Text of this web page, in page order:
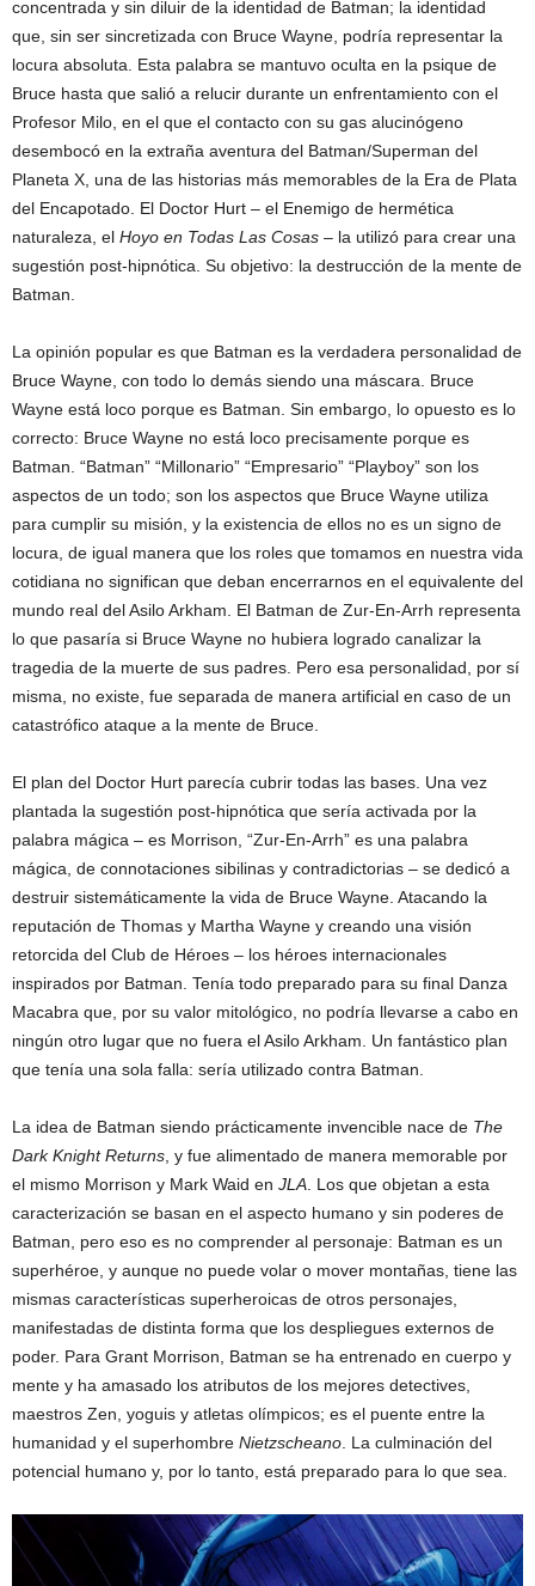
concentrada y sin diluir de la identidad de Batman; la identidad
que, sin ser sincretizada con Bruce Wayne, podría representar la
locura absoluta. Esta palabra se mantuvo oculta en la psique de
Bruce hasta que salió a relucir durante un enfrentamiento con el
Profesor Milo, en el que el contacto con su gas alucinógeno
desembocó en la extraña aventura del Batman/Superman del
Planeta X, una de las historias más memorables de la Era de Plata
del Encapotado. El Doctor Hurt – el Enemigo de hermética
naturaleza, el Hoyo en Todas Las Cosas – la utilizó para crear una
sugestión post-hipnótica. Su objetivo: la destrucción de la mente de
Batman.
La opinión popular es que Batman es la verdadera personalidad de
Bruce Wayne, con todo lo demás siendo una máscara. Bruce
Wayne está loco porque es Batman. Sin embargo, lo opuesto es lo
correcto: Bruce Wayne no está loco precisamente porque es
Batman. “Batman” “Millonario” “Empresario” “Playboy” son los
aspectos de un todo; son los aspectos que Bruce Wayne utiliza
para cumplir su misión, y la existencia de ellos no es un signo de
locura, de igual manera que los roles que tomamos en nuestra vida
cotidiana no significan que deban encerrarnos en el equivalente del
mundo real del Asilo Arkham. El Batman de Zur-En-Arrh representa
lo que pasaría si Bruce Wayne no hubiera logrado canalizar la
tragedia de la muerte de sus padres. Pero esa personalidad, por sí
misma, no existe, fue separada de manera artificial en caso de un
catastrófico ataque a la mente de Bruce.
El plan del Doctor Hurt parecía cubrir todas las bases. Una vez
plantada la sugestión post-hipnótica que sería activada por la
palabra mágica – es Morrison, “Zur-En-Arrh” es una palabra
mágica, de connotaciones sibilinas y contradictorias – se dedicó a
destruir sistemáticamente la vida de Bruce Wayne. Atacando la
reputación de Thomas y Martha Wayne y creando una visión
retorcida del Club de Héroes – los héroes internacionales
inspirados por Batman. Tenía todo preparado para su final Danza
Macabra que, por su valor mitológico, no podría llevarse a cabo en
ningún otro lugar que no fuera el Asilo Arkham. Un fantástico plan
que tenía una sola falla: sería utilizado contra Batman.
La idea de Batman siendo prácticamente invencible nace de The
Dark Knight Returns , y fue alimentado de manera memorable por
el mismo Morrison y Mark Waid en JLA . Los que objetan a esta
caracterización se basan en el aspecto humano y sin poderes de
Batman, pero eso es no comprender al personaje: Batman es un
superhéroe, y aunque no puede volar o mover montañas, tiene las
mismas características superheroicas de otros personajes,
manifestadas de distinta forma que los despliegues externos de
poder. Para Grant Morrison, Batman se ha entrenado en cuerpo y
mente y ha amasado los atributos de los mejores detectives,
maestros Zen, yoguis y atletas olímpicos; es el puente entre la
humanidad y el superhombre Nietzscheano . La culminación del
potencial humano y, por lo tanto, está preparado para lo que sea.